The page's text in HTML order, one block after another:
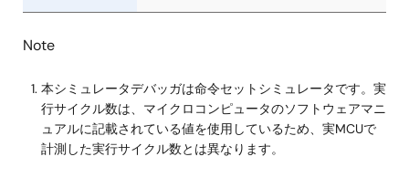
Note
本シミュレータデバッガは命令セットシミュレータです。実
行サイクル数は、マイクロコンピュータのソフトウェアマニ
ュアルに記載されている値を使用しているため、実MCUで
計測した実行サイクル数とは異なります。